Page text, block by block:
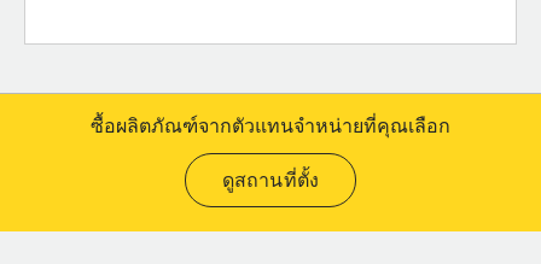
ซื้อผลิตภัณฑ์จากตัวแทนจำหน่ายที่คุณเลือก
ดูสถานที่ตั้ง